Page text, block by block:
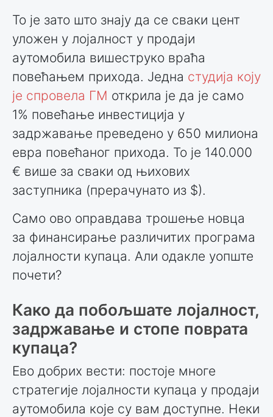
То је зато што знају да се сваки цент
уложен у лојалност у продаји
аутомобила вишеструко враћа
повећањем прихода. Једна студија коју
је спровела ГМ открила је да је само
1% повећање инвестиција у
задржавање преведено у 650 милиона
евра повећаног прихода. То је 140.000
€ више за сваки од њихових
заступника (прерачунато из $).
Само ово оправдава трошење новца
за финансирање различитих програма
лојалности купаца. Али одакле уопште
почети?
Како да побољшате лојалност,
задржавање и стопе поврата
купаца?
Ево добрих вести: постоје многе
стратегије лојалности купаца у продаји
аутомобила које су вам доступне. Неки